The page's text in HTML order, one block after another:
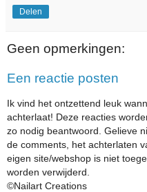
Delen
Geen opmerkingen:
Een reactie posten
Ik vind het ontzettend leuk
achterlaat! Deze reacties
zo nodig beantwoord. Gelieve
de comments, het achterlaten
eigen site/webshop is niet
worden verwijderd.
©Nailart Creations